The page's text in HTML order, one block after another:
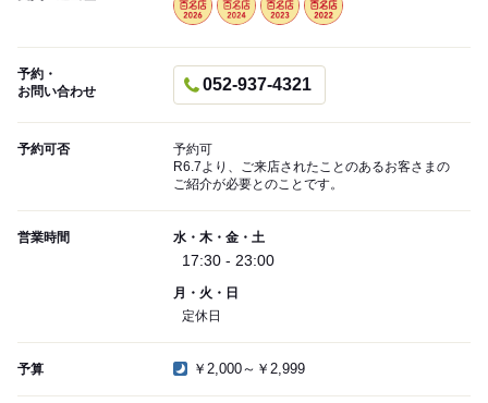
予約・
お問い合わせ
052-937-4321
予約可否
予約可
R6.7より、ご来店されたことのあるお客さまの
ご紹介が必要とのことです。
営業時間 水・木・金・土
17:30 - 23:00
月・火・日
定休日
予算 ￥2,000～￥2,999